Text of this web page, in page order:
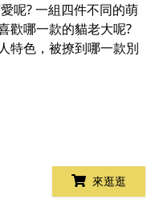
呢? 一組四件不同的萌
歡哪一款的貓老大呢?
特色，被撩到哪一款別
來逛逛